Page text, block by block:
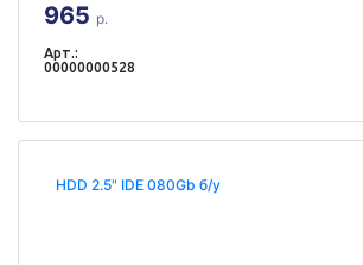
965 р.
Арт.:
00000000528
HDD 2.5" IDE 080Gb б/у